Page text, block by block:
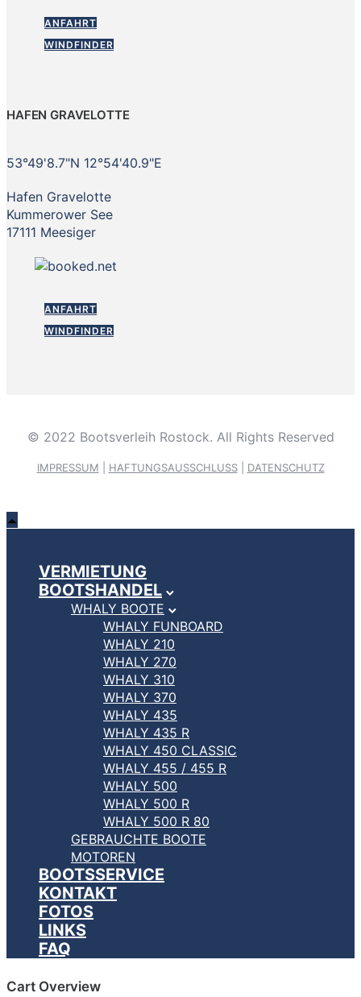
ANFAHRT
WINDFINDER
HAFEN GRAVELOTTE
53°49'8.7"N 12°54'40.9"E
Hafen Gravelotte
Kummerower See
17111 Meesiger
ANFAHRT
WINDFINDER
© 2022 Bootsverleih Rostock. All Rights Reserved
IMPRESSUM HAFTUNGSAUSSCHLUSS| DATENSCHUTZ
VERMIETUNG
BOOTSHANDEL
WHALY BOOTE
WHALY FUNBOARD
WHALY 210
WHALY 270
WHALY 310
WHALY 370
WHALY 435
WHALY 435 R
WHALY 450 CLASSIC
WHALY 455 / 455 R
WHALY 500
WHALY 500 R
WHALY 500 R 80
GEBRAUCHTE BOOTE
MOTOREN
BOOTSSERVICE
KONTAKT
FOTOS
LINKS
FAQ
Cart Overview